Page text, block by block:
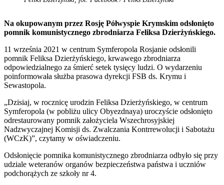
Na okupowanym przez Rosję Półwyspie Krymskim odsłonięto
pomnik komunistycznego zbrodniarza Feliksa Dzierżyńskiego.
11 września 2021 w centrum Symferopola Rosjanie odsłonili
pomnik Feliksa Dzierżyńskiego, krwawego zbrodniarza
odpowiedzialnego za śmierć setek tysięcy ludzi. O wydarzeniu
poinformowała służba prasowa dyrekcji FSB ds. Krymu i
Sewastopola.
„Dzisiaj, w rocznicę urodzin Feliksa Dzierżyńskiego, w centrum
Symferopola (w pobliżu ulicy Obyezdnaya) uroczyście odsłonięto
odrestaurowany pomnik założyciela Wszechrosyjskiej
Nadzwyczajnej Komisji ds. Zwalczania Kontrrewolucji i Sabotażu
(WCzK)”, czytamy w oświadczeniu.
Odsłonięcie pomnika komunistycznego zbrodniarza odbyło się przy
udziale weteranów organów bezpieczeństwa państwa i uczniów
podchorążych ze szkoły nr 4.